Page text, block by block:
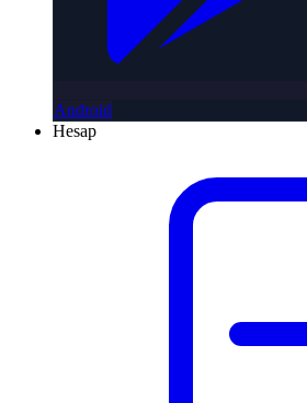
Android
Hesap